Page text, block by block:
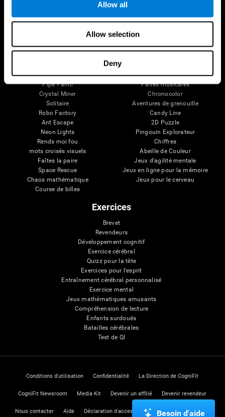
Allow all
Allow selection
Deny
Taxonomie SG4D
Jeux Pour Le Cerveau
Fruit Frenzy
Pipe Panic
Crystal Miner
Solitaire
Robo Factory
Ant Escape
Neon Lights
Rends moi fou
mots croisés visuels
Faîtes la paire
Space Rescue
Chaos mathématique
Course de billes
Trouvez votre animal de compagnie
Paires musicales
Chronocolor
Aventures de grenouille
Candy Line
2D Puzzle
Pingouin Explorateur
Chiffres
Abeille de Couleur
Jeux d'agilité mentale
Jeux en ligne pour la mémoire
Jeux pour le cerveau
Exercices
Brevet
Revendeurs
Développement cognitif
Exercice cérébral
Quizz pour la tête
Exercices pour l'esprit
Entraînement cérébral personnalisé
Exercice mental
Jeux mathématiques amusants
Compréhension de lecture
Enfants surdoués
Batailles cérébrales
Test de QI
Conditions d'utilisation Confidentialité La Direction de CogniFit
CogniFit Newsroom Media Kit Devenir un affilié Devenir revendeur
Nous contacter Aide Déclaration d'accessibilité Centre de Confiance
Besoin d'aide